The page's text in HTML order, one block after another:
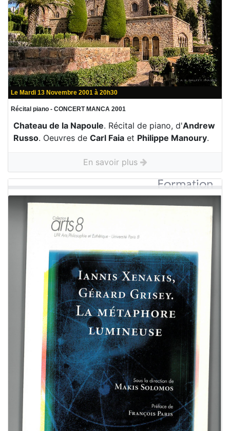
Le Mardi 13 Novembre 2001 à 20h30
Récital piano - CONCERT MANCA 2001
Chateau de la Napoule. Récital de piano, d'Andrew
Russo. Oeuvres de Carl Faia et Philippe Manoury.
En savoir plus